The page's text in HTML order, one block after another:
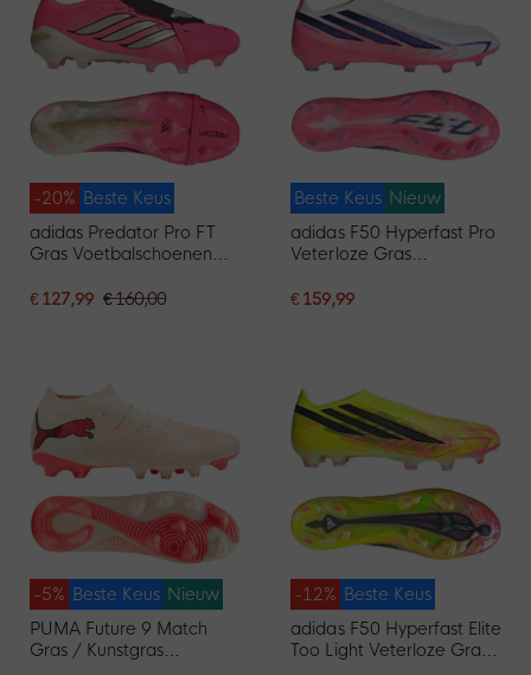
Beste Keus
-20%
adidas Predator Pro FT
Gras Voetbalschoenen
Zwart Goud
€ 127,99 € 160,00
Beste Keus Nieuw
adidas F50 Hyperfast Pro
Veterloze Gras
Wit Paars Roze
€ 159,99
Beste Keus
-5%
Nieuw
PUMA Future 9 Match
Gras / Kunstgras
Beste Keus
-12%
adidas F50 Hyperfast Elite
Too Light Veterloze Gras